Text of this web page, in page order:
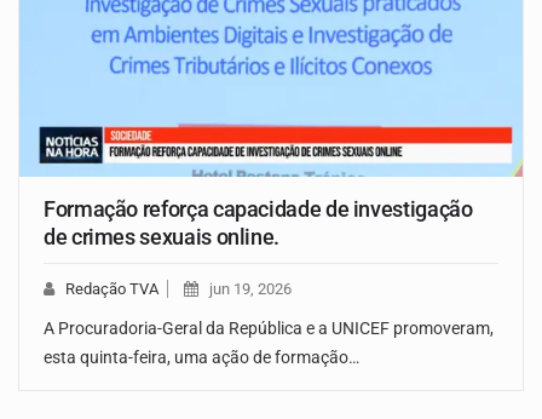
Formação reforça capacidade de investigação
de crimes sexuais online.
Redação TVA jun 19, 2026
A Procuradoria-Geral da República e a UNICEF promoveram,
esta quinta-feira, uma ação de formação…